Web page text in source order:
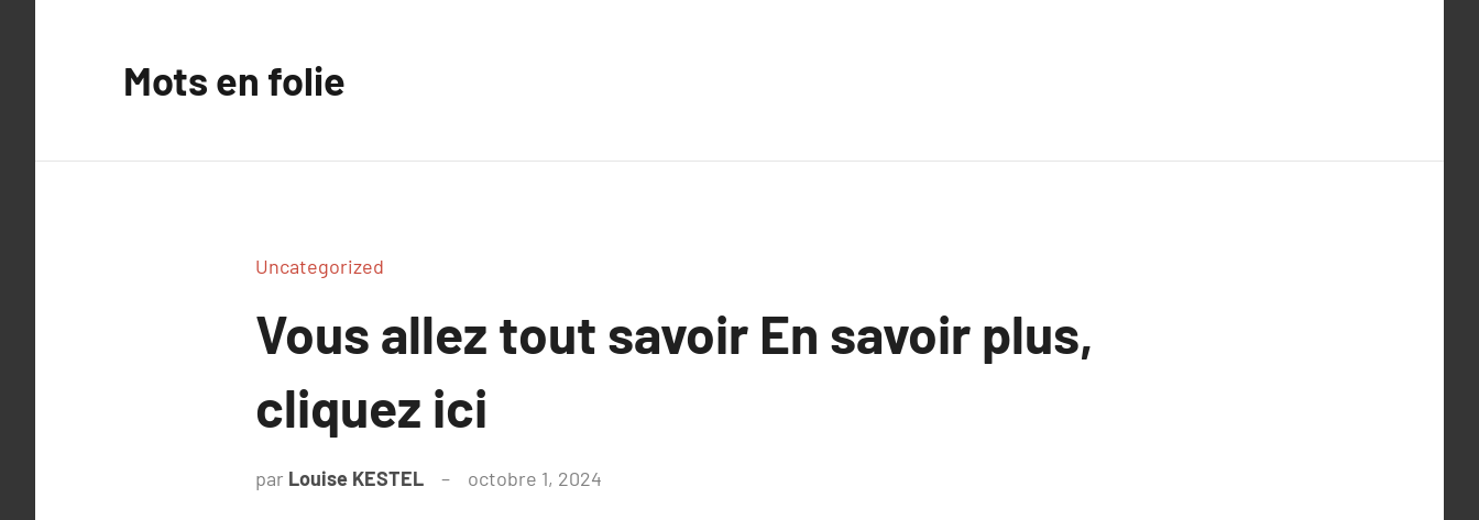
Mots en folie
Uncategorized
Vous allez tout savoir En savoir plus,
cliquez ici
par Louise KESTEL octobre 1, 2024